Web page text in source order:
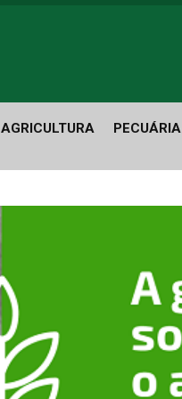
AGRICULTURA PECUÁRIA